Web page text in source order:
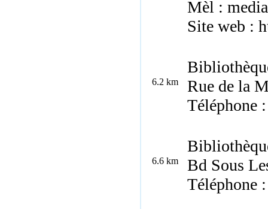
Mèl :
Site web :
6.2 km
Rue de la
Téléphone
6.6 km
Bd Sous
Téléphone